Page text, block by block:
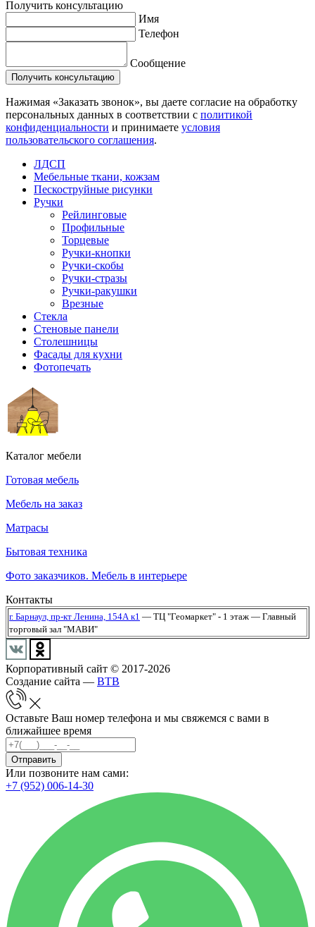
Получить консультацию
Имя
Телефон
Сообщение
Нажимая «Заказать звонок», вы даете согласие на обработку
персональных данных в соответствии с политикой
конфиденциальности и принимаете условия
пользовательского соглашения.
ЛДСП
Мебельные ткани, кожзам
Пескоструйные рисунки
Ручки
Рейлинговые
Профильные
Торцевые
Ручки-кнопки
Ручки-скобы
Ручки-стразы
Ручки-ракушки
Врезные
Стекла
Стеновые панели
Столешницы
Фасады для кухни
Фотопечать
Каталог мебели
Готовая мебель
Мебель на заказ
Матрасы
Бытовая техника
Фото заказчиков. Мебель в интерьере
Контакты
г. Барнаул, пр-кт Ленина, 154А к1 — ТЦ "Геомаркет" - 1 этаж — Главный
торговый зал "МАВИ"
Корпоративный сайт © 2017-2026
Создание сайта — BTB
Оставьте Ваш номер телефона и мы свяжемся с вами в
ближайшее время
Отправить
Или позвоните нам сами:
+7 (952) 006-14-30